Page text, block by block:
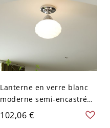
Lanterne en verre blanc
moderne semi-encastrée
pour plafond de chambre
- Chrome 110 V-120 V
102,06 €